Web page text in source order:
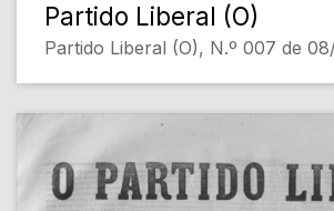
Partido Liberal (O)
Partido Liberal (O), N.º 007 de